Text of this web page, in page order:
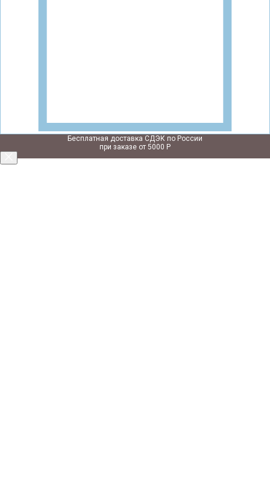
Бесплатная доставка СДЭК по России
при заказе от 5000 Р